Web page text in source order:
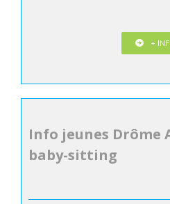
+
Info jeunes Drôme
baby-sitting